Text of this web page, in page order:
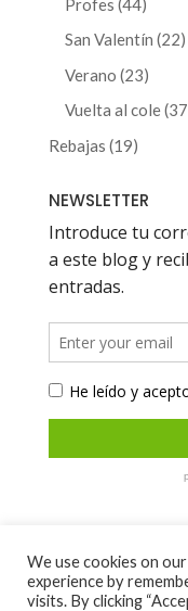
San Valentín 2222
Verano 2323
Vuelta al cole 37
Rebajas 1919
NEWSLETTER
We use cookies on
experience by
visits. By clicking